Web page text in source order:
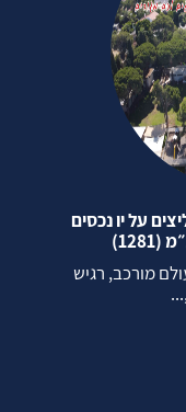
על יו נכסים
מורכב, רגיש